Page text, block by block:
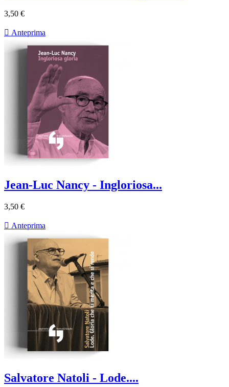
3,50 €
 Anteprima
Jean-Luc Nancy - Ingloriosa...
3,50 €
 Anteprima
Salvatore Natoli - Lode....